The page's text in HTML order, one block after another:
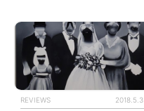
REVIEWS 2018.5.3